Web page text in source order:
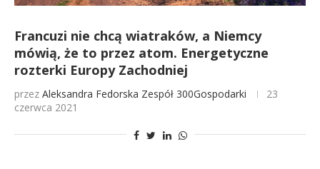
Francuzi nie chcą wiatraków, a Niemcy
mówią, że to przez atom. Energetyczne
rozterki Europy Zachodniej
przez Aleksandra Fedorska Zespół 300Gospodarki
23
czerwca 2021